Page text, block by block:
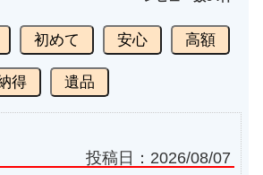
初めて 安心 高額
得 遺品
投稿日： 2026/08/07